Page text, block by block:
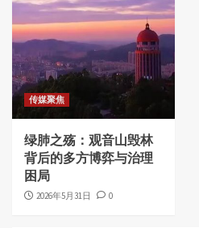
传媒聚焦
绿肺之殇：观音山毁林
背后的多方博弈与治理
困局
2026年5月31日 0